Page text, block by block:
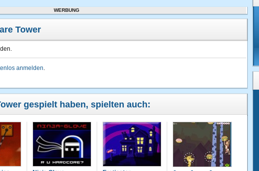
WERBUNG
Tower
anmelden.
gespielt haben, spielten auch: